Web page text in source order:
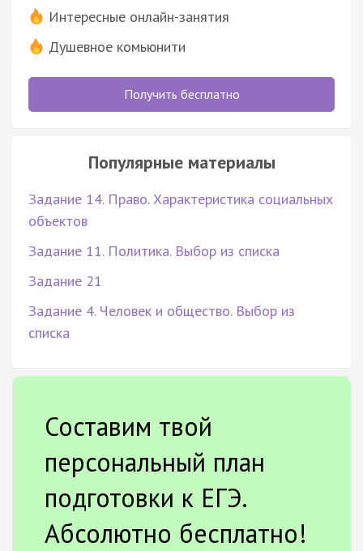
Интересные онлайн-занятия
Душевное комьюнити
Получить бесплатно
Популярные материалы
Задание 14. Право. Характеристика социальных
объектов
Задание 11. Политика. Выбор из списка
Задание 21
Задание 4. Человек и общество. Выбор из
списка
Составим твой
персональный план
подготовки к ЕГЭ.
Абсолютно бесплатно!